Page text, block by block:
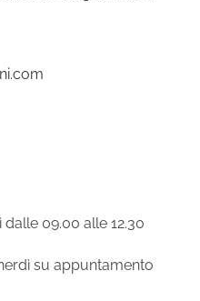
09.00 alle 12.30
su appuntamento